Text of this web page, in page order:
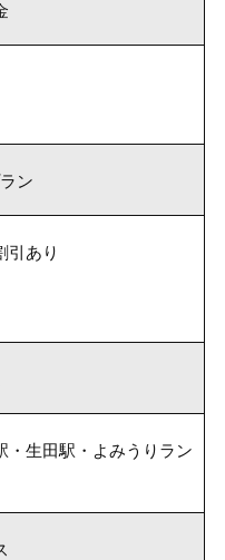
ン
引あり
生田駅・よみうりラン